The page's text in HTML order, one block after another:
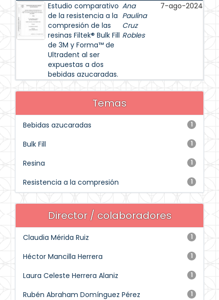
Estudio comparativo
de la resistencia a la
compresión de las
resinas Filtek® Bulk Fill
de 3M y Forma™ de
Ultradent al ser
expuestas a dos
bebidas azucaradas.
Ana
Paulina
Cruz
Robles
7-ago-2024
Temas
1
Bebidas azucaradas
1
Bulk Fill
1
Resina
1
Resistencia a la compresión
Director / colaboradores
1
Claudia Mérida Ruiz
1
Héctor Mancilla Herrera
1
Laura Celeste Herrera Alaniz
1
Rubén Abraham Domínguez Pérez